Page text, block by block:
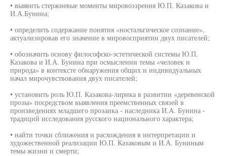
• выявить стержневые моменты мировоззрения Ю.П. Казакова и
И.А.Бунина;
• определить содержание понятия «ностальгическое сознание»,
актуализировав его значение в мировосприятии двух писателей;
• обозначить основу философско-эстетической системы Ю.П.
Казакова и И.А. Бунина при осмыслении темы «человек и
природа» в контексте обнаружения общих и индивидуальных
начал мирочувствования двух писателей;
• установить роль Ю.П. Казакова-лирика в развитии «деревенской
прозы» посредством выявления преемственных связей в
произведениях младшего прозаика - наследника И.А. Бунина -
традиций исследования русского национального характера;
• найти точки сближения и расхождения в интерпретации и
художественной реализации Ю.П. Казаковым и И.А. Буниным
темы жизни и смерти;